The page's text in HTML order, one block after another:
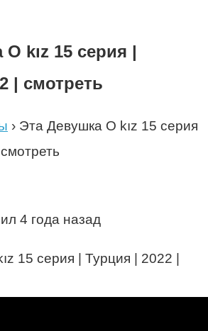
kız 15 серия |
| смотреть
› Эта Девушка O kız 15 серия
4 года назад
15 серия | Турция | 2022 |